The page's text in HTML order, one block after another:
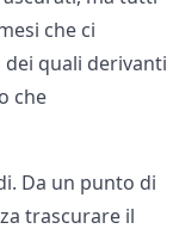
che ci
dei quali derivanti
che
Da un punto di
trascurare il